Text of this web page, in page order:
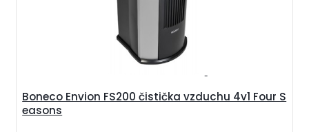
Boneco Envion FS200 čistička vzduchu 4v1 Four S
easons